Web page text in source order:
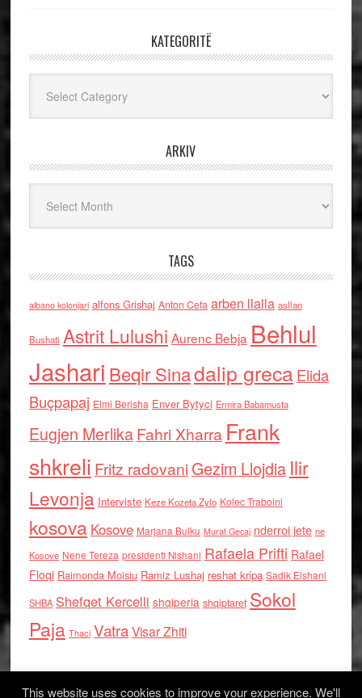
KATEGORITË
ARKIV
TAGS
albano kolonjari alfons Grishaj Anton Cefa arben llalla asllan
Bushati Astrit Lulushi Aurenc Bebja Behlul
Jashari Beqir Sinadalip grecaElida
Buçpapaj Elmi Berisha Enver Bytyci Ermira Babamusta
Eugjen MerlikaFahri Xharra Frank
shkreli Fritz radovaniGezim Llojdia Ilir
Levonja Interviste Keze Kozeta Zylo Kolec Traboini
kosova Kosove Marjana Bulku Murat Gecaj nderroi jete ne
Kosove Nene Tereza presidenti Nishani Rafaela Prifti Rafael
Floqi Raimonda Moisiu Ramiz Lushaj reshat kripa Sadik Elshani
SHBA Shefqet Kercelli shqiperia shqiptaret Sokol
Paja Thaci VatraVisar Zhiti
This website uses cookies to improve your experience. We'll